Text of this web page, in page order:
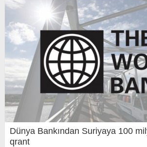
Dünya Bankından Suriyaya 100
qrant